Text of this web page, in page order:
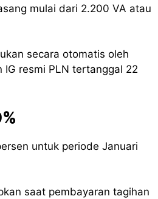
mulai dari 2.200 VA atau
secara otomatis oleh
resmi PLN tertanggal 22
untuk periode Januari
saat pembayaran tagihan